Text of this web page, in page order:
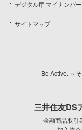
デジタル庁 マイナンバ
サイトマップ
Be Active. ～
三井住友DS
金融商品取